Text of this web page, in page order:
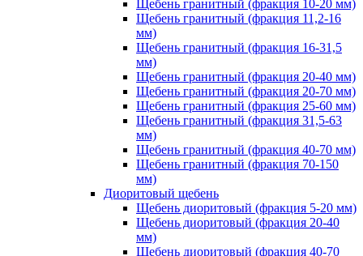
Щебень гранитный (фракция 10-20 мм)
Щебень гранитный (фракция 11,2-16
мм)
Щебень гранитный (фракция 16-31,5
мм)
Щебень гранитный (фракция 20-40 мм)
Щебень гранитный (фракция 20-70 мм)
Щебень гранитный (фракция 25-60 мм)
Щебень гранитный (фракция 31,5-63
мм)
Щебень гранитный (фракция 40-70 мм)
Щебень гранитный (фракция 70-150
мм)
Диоритовый щебень
Щебень диоритовый (фракция 5-20 мм)
Щебень диоритовый (фракция 20-40
мм)
Щебень диоритовый (фракция 40-70